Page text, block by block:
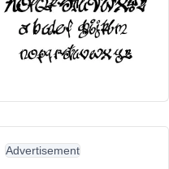
Advertisement